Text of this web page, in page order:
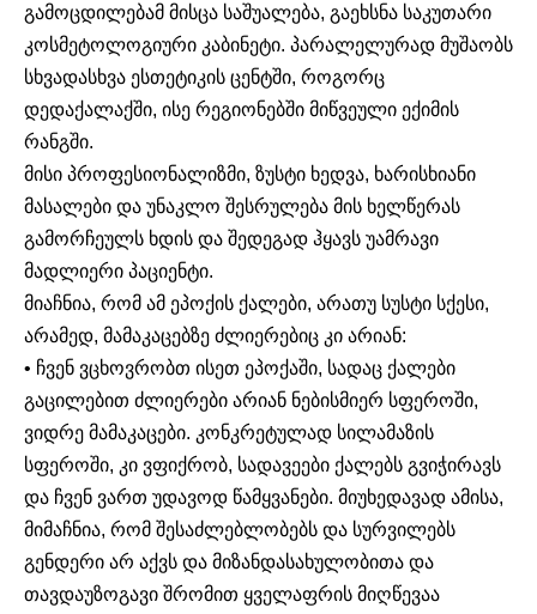
გამოცდილებამ მისცა საშუალება, გაეხსნა საკუთარი
კოსმეტოლოგიური კაბინეტი. პარალელურად მუშაობს
სხვადასხვა ესთეტიკის ცენტში, როგორც
დედაქალაქში, ისე რეგიონებში მიწვეული ექიმის
რანგში.
მისი პროფესიონალიზმი, ზუსტი ხედვა, ხარისხიანი
მასალები და უნაკლო შესრულება მის ხელწერას
გამორჩეულს ხდის და შედეგად ჰყავს უამრავი
მადლიერი პაციენტი.
მიაჩნია, რომ ამ ეპოქის ქალები, არათუ სუსტი სქესი,
არამედ, მამაკაცებზე ძლიერებიც კი არიან:
• ჩვენ ვცხოვრობთ ისეთ ეპოქაში, სადაც ქალები
გაცილებით ძლიერები არიან ნებისმიერ სფეროში,
ვიდრე მამაკაცები. კონკრეტულად სილამაზის
სფეროში, კი ვფიქრობ, სადავეები ქალებს გვიჭირავს
და ჩვენ ვართ უდავოდ წამყვანები. მიუხედავად ამისა,
მიმაჩნია, რომ შესაძლებლობებს და სურვილებს
გენდერი არ აქვს და მიზანდასახულობითა და
თავდაუზოგავი შრომით ყველაფრის მიღწევაა